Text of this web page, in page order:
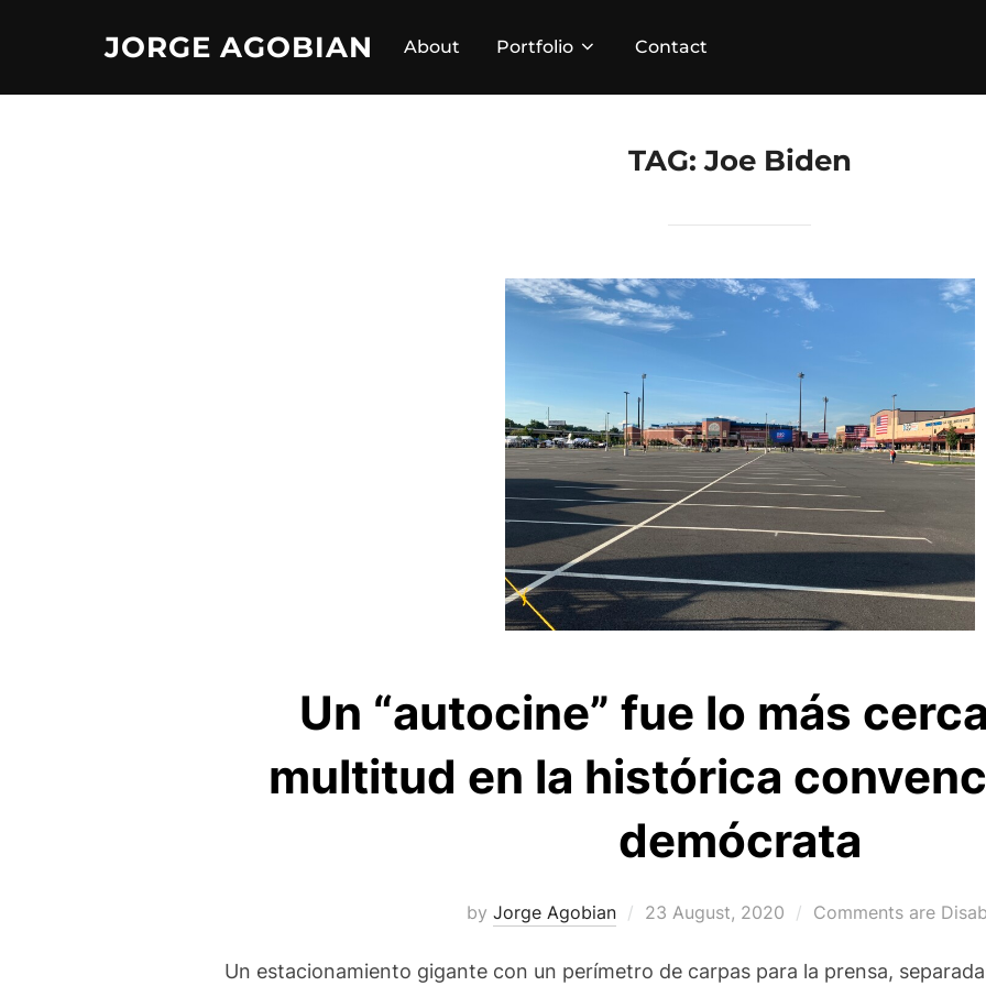
content
JORGE AGOBIAN About Portfolio Contact
TAG:Joe Biden
Un “autocine” fue lo más
multitud en la histórica
demócrata
by Jorge Agobian
Posted
23 August, 2020 Comments are
Un estacionamiento gigante con un perímetro de carpas para la prensa,